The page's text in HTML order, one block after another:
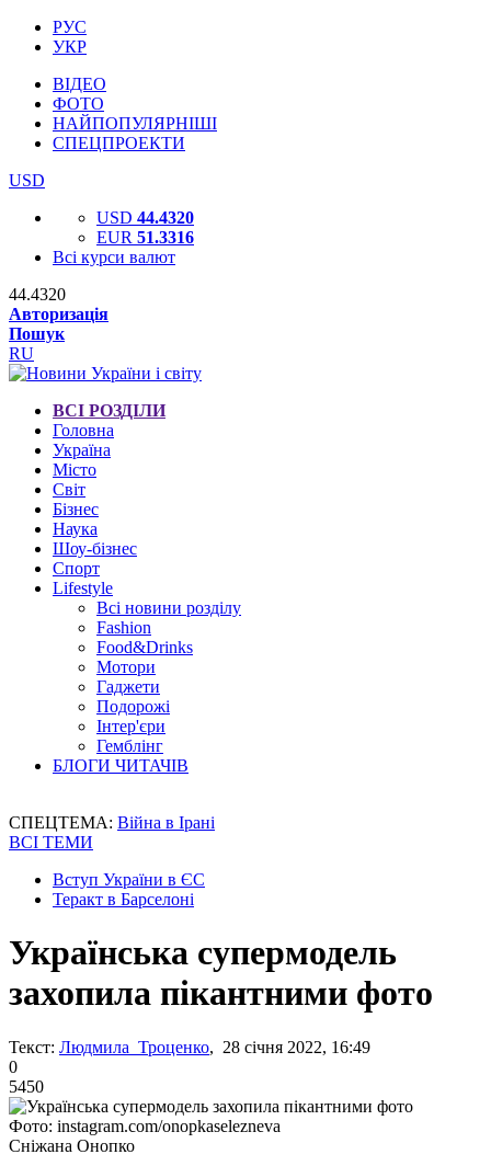
РУС
УКР
ВІДЕО
ФОТО
НАЙПОПУЛЯРНІШІ
СПЕЦПРОЕКТИ
USD
USD 44.4320
EUR 51.3316
Всі курси валют
44.4320
Авторизація
Пошук
RU
ВСІ РОЗДІЛИ
Головна
Україна
Місто
Світ
Бізнес
Наука
Шоу-бізнес
Спорт
Lifestyle
Всі новини розділу
Fashion
Food&Drinks
Мотори
Гаджети
Подорожі
Інтер'єри
Гемблінг
БЛОГИ ЧИТАЧІВ
СПЕЦТЕМА: Війна в Ірані
ВСІ ТЕМИ
Вступ України в ЄС
Теракт в Барселоні
Українська супермодель
захопила пікантними фото
Текст: Людмила Троценко, 28 січня 2022, 16:49
0
5450
Фото: instagram.com/onopkaselezneva
Сніжана Онопко